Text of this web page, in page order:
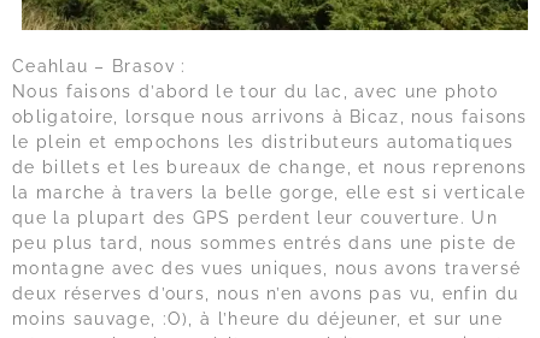
Ceahlau – Brasov :
Nous faisons d’abord le tour du lac, avec une photo
obligatoire, lorsque nous arrivons à Bicaz, nous faisons
le plein et empochons les distributeurs automatiques
de billets et les bureaux de change, et nous reprenons
la marche à travers la belle gorge, elle est si verticale
que la plupart des GPS perdent leur couverture. Un
peu plus tard, nous sommes entrés dans une piste de
montagne avec des vues uniques, nous avons traversé
deux réserves d’ours, nous n’en avons pas vu, enfin du
moins sauvage, :O), à l’heure du déjeuner, et sur une